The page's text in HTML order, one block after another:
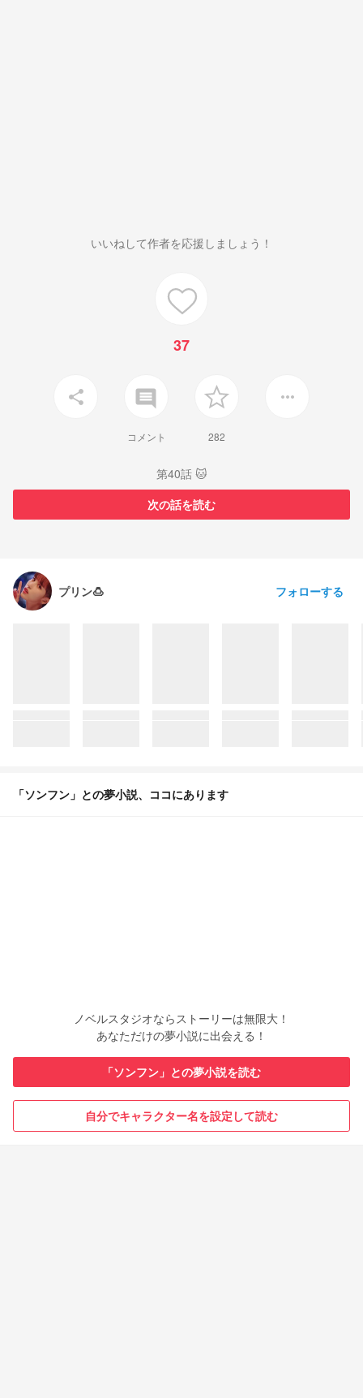
いいねして作者を応援しましょう！
37
share insert_comment
コメント 282
more_horiz
第40話 🐱
次の話を読む
プリン🍮 フォローする
「ソンフン」との夢小説、ココにあります
ノベルスタジオならストーリーは無限大！
あなただけの夢小説に出会える！
「ソンフン」との夢小説を読む
自分でキャラクター名を設定して読む